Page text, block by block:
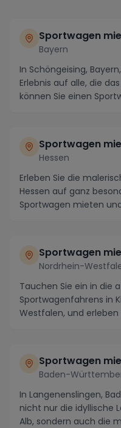
Sportwagen
Bayern
In Schöngeising,
Erlebnis auf alle, die
können Sie einen
Sportwagen
Hessen
Erleben Sie die
Hessen auf ganz
Sportwagen mieten
Sportwagen
Nordrhein-
Tauchen Sie ein in die
Sportwagenfahrens in
Westfalen, und
Sportwagen
Baden-
In Langenenslingen,
nicht nur die idyllische
Alb, sondern auch die